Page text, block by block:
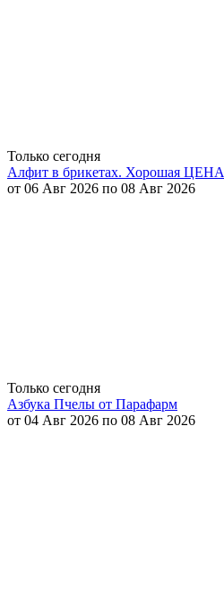
Только сегодня
Алфит в брикетах. Хорошая ЦЕНА
от 06 Авг 2026 по 08 Авг 2026
Только сегодня
Азбука Пчелы от Парафарм
от 04 Авг 2026 по 08 Авг 2026